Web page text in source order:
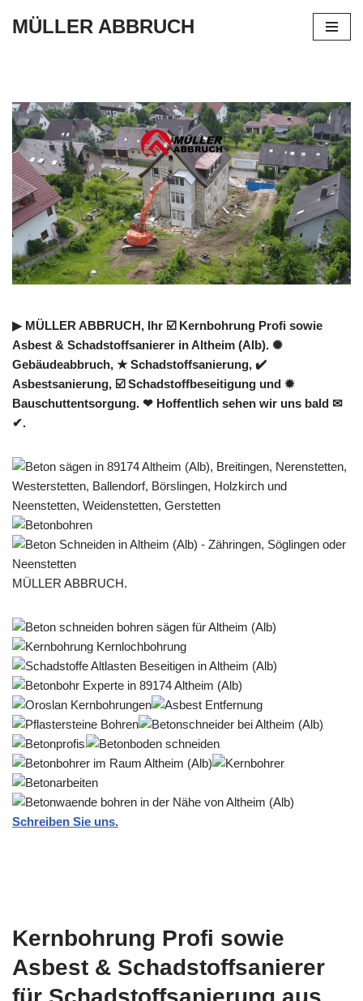
MÜLLER ABBRUCH
▶︎ MÜLLER ABBRUCH, Ihr ☑️ Kernbohrung Profi sowie
Asbest & Schadstoffsanierer in Altheim (Alb). ✺
Gebäudeabbruch, ★ Schadstoffsanierung, ✔️
Asbestsanierung, ☑️ Schadstoffbeseitigung und ✹
Bauschuttentsorgung. ❤ Hoffentlich sehen wir uns bald ✉
✔.
MÜLLER ABBRUCH.
Schreiben Sie uns.
Kernbohrung Profi sowie
Asbest & Schadstoffsanierer